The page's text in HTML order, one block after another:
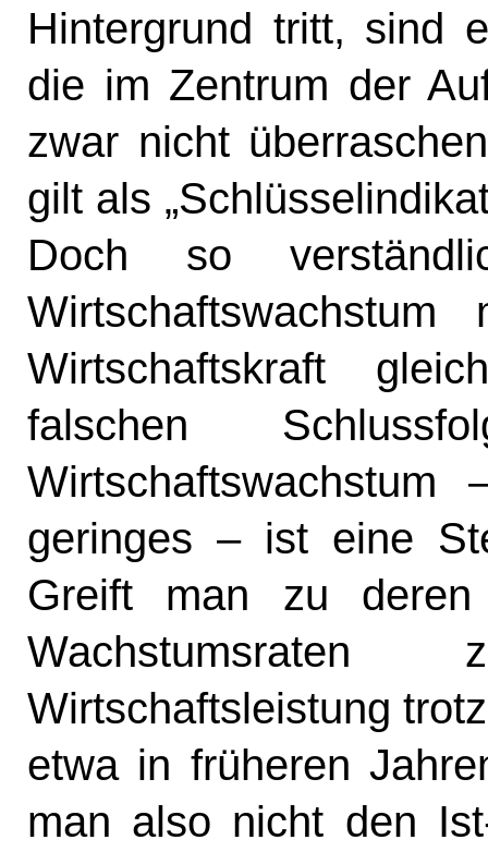
Hintergrund tritt, sind
die im Zentrum der
zwar nicht
gilt als
Doch so
Wirtschaftskraft
falschen
geringes – ist eine
Greift man zu
Wirtschaftsleistung
etwa in früheren
man also nicht den